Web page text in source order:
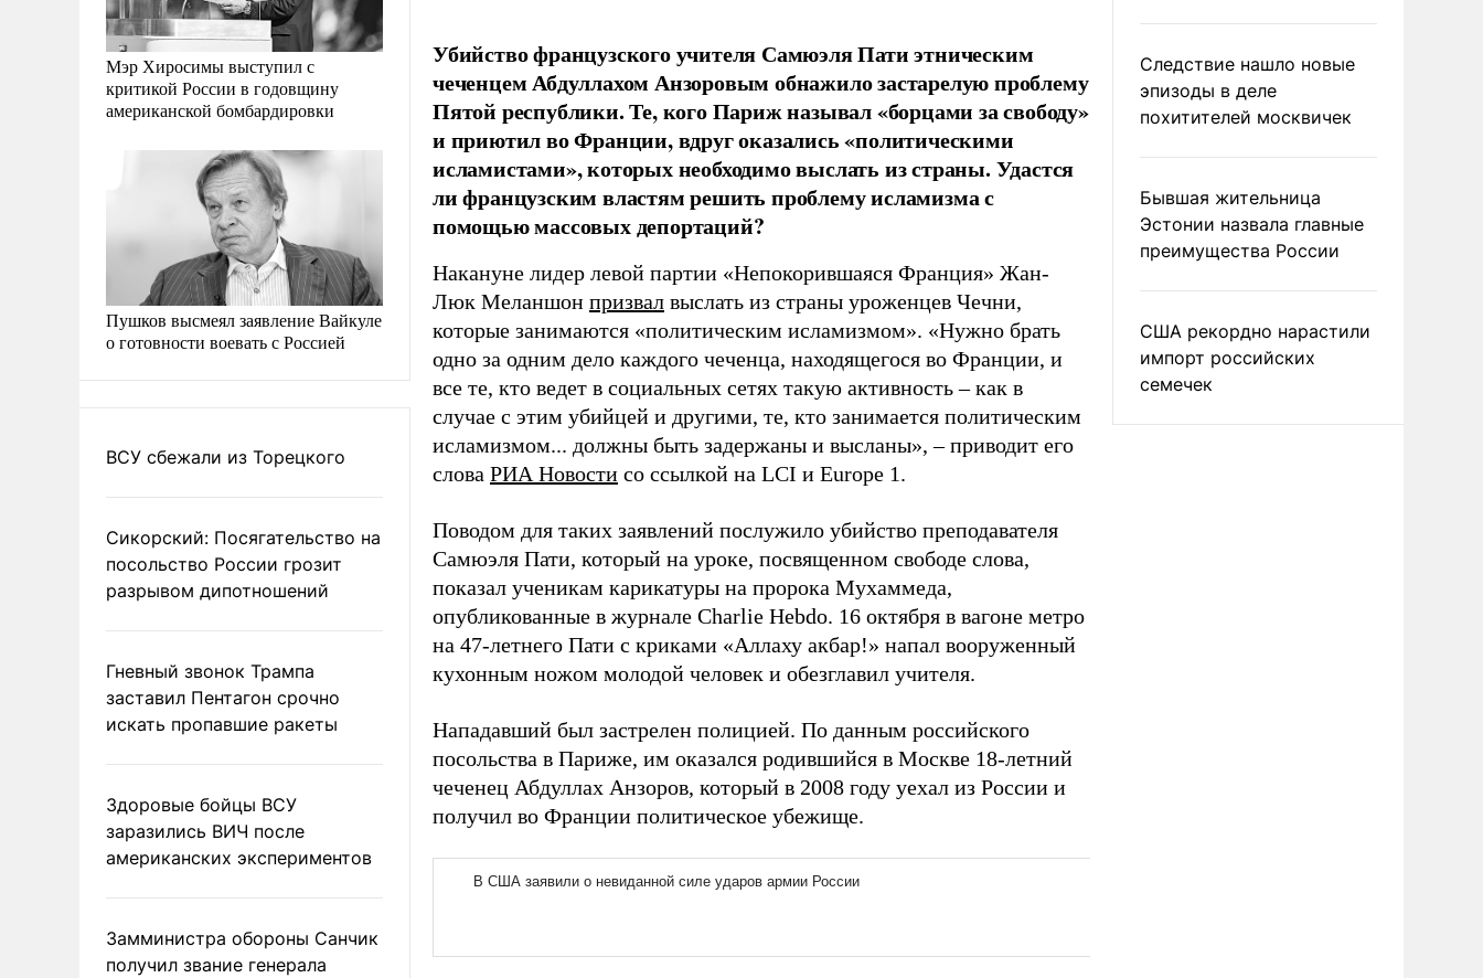
Мэр Хиросимы выступил с
критикой России в годовщину
американской бомбардировки
Пушков высмеял заявление Вайкуле
о готовности воевать с Россией
ВСУ сбежали из Торецкого
Сикорский: Посягательство на
посольство России грозит
разрывом дипотношений
Гневный звонок Трампа
заставил Пентагон срочно
искать пропавшие ракеты
Здоровые бойцы ВСУ
заразились ВИЧ после
американских экспериментов
Замминистра обороны Санчик
получил звание генерала
Убийство французского учителя Самюэля Пати этническим
чеченцем Абдуллахом Анзоровым обнажило застарелую проблему
Пятой республики. Те, кого Париж называл «борцами за свободу»
и приютил во Франции, вдруг оказались «политическими
исламистами», которых необходимо выслать из страны. Удастся
ли французским властям решить проблему исламизма с
помощью массовых депортаций?
Накануне лидер левой партии «Непокорившаяся Франция» Жан-
Люк Меланшон призвал выслать из страны уроженцев Чечни,
которые занимаются «политическим исламизмом». «Нужно брать
одно за одним дело каждого чеченца, находящегося во Франции, и
все те, кто ведет в социальных сетях такую активность – как в
случае с этим убийцей и другими, те, кто занимается политическим
исламизмом... должны быть задержаны и высланы», – приводит его
слова РИА Новости со ссылкой на LCI и Europe 1.
Поводом для таких заявлений послужило убийство преподавателя
Самюэля Пати, который на уроке, посвященном свободе слова,
показал ученикам карикатуры на пророка Мухаммеда,
опубликованные в журнале Charlie Hebdo. 16 октября в вагоне метро
на 47-летнего Пати с криками «Аллаху акбар!» напал вооруженный
кухонным ножом молодой человек и обезглавил учителя.
Нападавший был застрелен полицией. По данным российского
посольства в Париже, им оказался родившийся в Москве 18-летний
чеченец Абдуллах Анзоров, который в 2008 году уехал из России и
получил во Франции политическое убежище.
Следствие нашло новые
эпизоды в деле
похитителей москвичек
Бывшая жительница
Эстонии назвала главные
преимущества России
США рекордно нарастили
импорт российских
семечек